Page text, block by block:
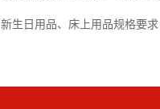
新生日用品、床上用品规格要求